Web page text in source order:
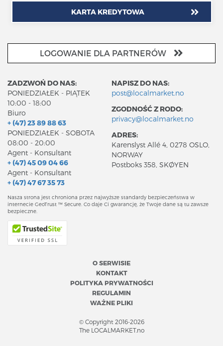
KARTA KREDYTOWA
LOGOWANIE DLA PARTNERÓW
ZADZWOŃ DO NAS:
PONIEDZIAŁEK - PIĄTEK
10:00 - 18:00
Biuro
+ (47) 23 89 88 63
PONIEDZIAŁEK - SOBOTA
08:00 - 20:00
Agent - Konsultant
+ (47) 45 09 04 66
Agent - Konsultant
+ (47) 47 67 35 73
NAPISZ DO NAS:
post@localmarket.no
ZGODNOŚĆ Z RODO:
privacy@localmarket.no
ADRES:
Karenslyst Allé 4, 0278 OSLO,
NORWAY
Postboks 358, SKØYEN
Nasza strona jest chroniona przez najwyższe standardy bezpieczeństwa w
internecie GeoTrust ™ Secure. Co daje Ci gwarancję, że Twoje dane są tu zawsze
bezpieczne.
O SERWISIE
KONTAKT
POLITYKA PRYWATNOŚCI
REGULAMIN
WAŻNE PLIKI
© Copyright 2016-2026
The LOCALMARKET.no